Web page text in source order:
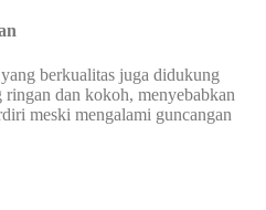
berkualitas juga didukung
dan kokoh, menyebabkan
meski mengalami guncangan